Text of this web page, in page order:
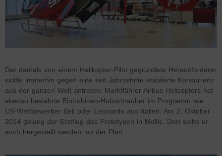
Der damals von einem Helikopter-Pilot gegründete Herausforderer
wollte immerhin gegen eine seit Jahrzehnte etablierte Konkurrenz
aus der ganzen Welt antreten: Marktführer Airbus Helicopters hat
ebenso bewährte Einturbinen-Hubschrauber im Programm wie
US-Wettbewerber Bell oder Leonardo aus Italien. Am 2. Oktober
2014 gelang der Erstflug des Prototypen in Mollis. Dort sollte er
auch hergestellt werden, so der Plan.